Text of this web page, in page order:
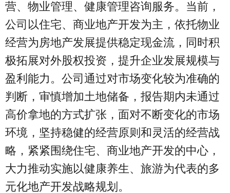
营、物业管理、健康管理咨询服务。当前，
公司以住宅、商业地产开发为主，依托物业
经营为房地产发展提供稳定现金流，同时积
极拓展对外股权投资，提升企业发展规模与
盈利能力。公司通过对市场变化较为准确的
判断，审慎增加土地储备，报告期内未通过
高价拿地的方式扩张，面对不断变化的市场
环境，坚持稳健的经营原则和灵活的经营战
略，紧紧围绕住宅、商业地产开发的中心，
大力推动实施以健康养生、旅游为代表的多
元化地产开发战略规划。